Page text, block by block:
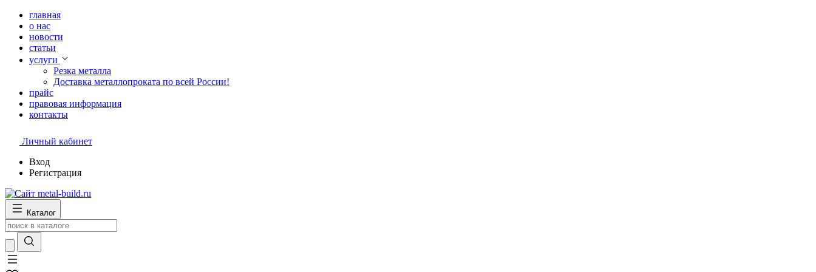
главная
о нас
новости
статьи
услуги
Резка металла
Доставка металлопроката по всей России!
прайс
правовая информация
контакты
Личный кабинет
Вход
Регистрация
Каталог